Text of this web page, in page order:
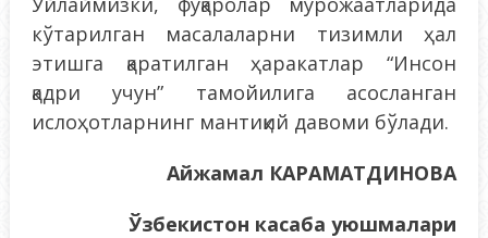
кўтарилган масалаларни тизимли ҳал
этишга қаратилган ҳаракатлар “Инсон
қадри учун” тамойилига асосланган
ислоҳотларнинг мантиқий давоми бўлади.
Айжамал КАРАМАТДИНОВА
Ўзбекистон касаба уюшмалари